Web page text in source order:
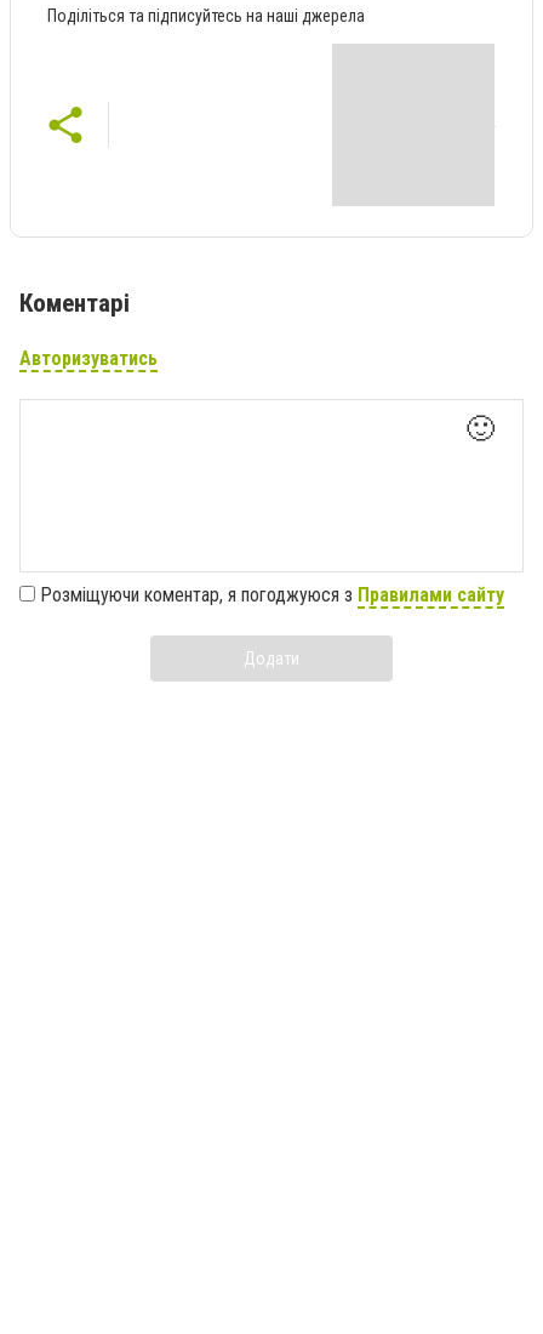
Поділіться та підписуйтесь на наші джерела
Коментарі
Авторизуватись
🙂
Розміщуючи коментар, я погоджуюся з Правилами сайту
Додати